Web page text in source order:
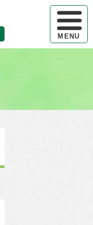
ハンバー
MENU